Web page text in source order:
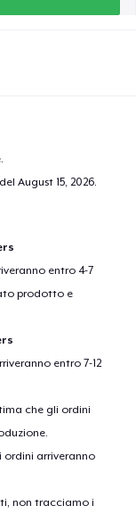
delAugust 15, 2026
entro 4-7
prodotto e
entro 7-12
che gli ordini
ordini arriveranno
non tracciamo i